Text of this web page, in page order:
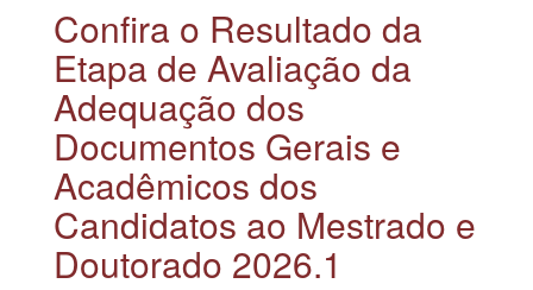
Confira o Resultado da
Etapa de Avaliação da
Adequação dos
Documentos Gerais e
Acadêmicos dos
Candidatos ao Mestrado e
Doutorado 2026.1